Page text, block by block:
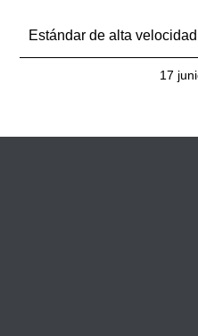
Estándar de alta
17